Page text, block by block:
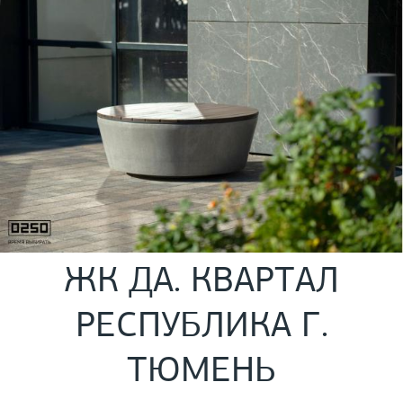
ЖК ДА. КВАРТАЛ
РЕСПУБЛИКА Г.
ТЮМЕНЬ